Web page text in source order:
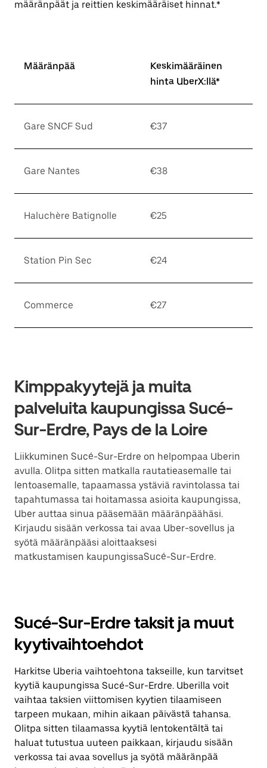
määränpäät ja reittien keskimääräiset hinnat.*
Määränpää
Keskimääräinen
hinta UberX:llä*
Gare SNCF Sud €37
Gare Nantes €38
Haluchère Batignolle €25
Station Pin Sec €24
Commerce €27
Kimppakyytejä ja muita
palveluita kaupungissa Sucé-
Sur-Erdre, Pays de la Loire
Liikkuminen Sucé-Sur-Erdre on helpompaa Uberin
avulla. Olitpa sitten matkalla rautatieasemalle tai
lentoasemalle, tapaamassa ystäviä ravintolassa tai
tapahtumassa tai hoitamassa asioita kaupungissa,
Uber auttaa sinua pääsemään määränpäähäsi.
Kirjaudu sisään verkossa tai avaa Uber-sovellus ja
syötä määränpääsi aloittaaksesi
matkustamisen kaupungissaSucé-Sur-Erdre.
Sucé-Sur-Erdre taksit ja muut
kyytivaihtoehdot
Harkitse Uberia vaihtoehtona takseille, kun tarvitset
kyytiä kaupungissa Sucé-Sur-Erdre. Uberilla voit
vaihtaa taksien viittomisen kyytien tilaamiseen
tarpeen mukaan, mihin aikaan päivästä tahansa.
Olitpa sitten tilaamassa kyytiä lentokentältä tai
haluat tutustua uuteen paikkaan, kirjaudu sisään
verkossa tai avaa sovellus ja syötä määränpää